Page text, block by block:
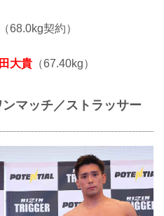
68.0kg契約）
大貴 （67.40kg）
マッチ／ストラッサー